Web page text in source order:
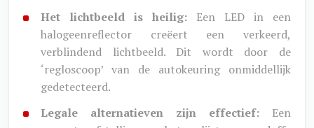
Het lichtbeeld is heilig: Een LED in een
halogeenreflector creëert een verkeerd,
verblindend lichtbeeld. Dit wordt door de
‘regloscoop’ van de autokeuring onmiddellijk
gedetecteerd.
Legale alternatieven zijn effectief: Een